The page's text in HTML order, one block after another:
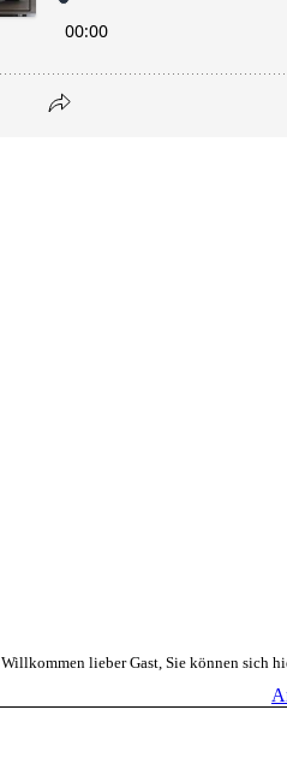
Willkommen lieber Gast, Sie können sich